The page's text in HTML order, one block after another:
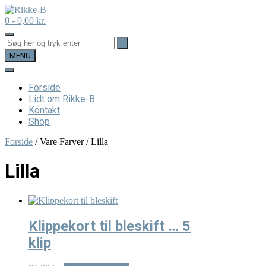
Skip
to
content
0 - 0,00 kr.
MENU
Forside
Lidt om Rikke-B
Kontakt
Shop
Forside / Vare Farver / Lilla
Lilla
Klippekort til bleskift … 5
klip